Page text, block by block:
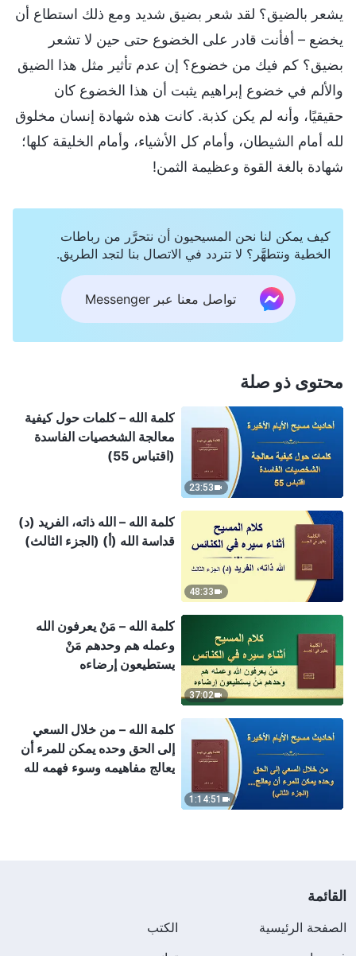
يشعر بالضيق؟ لقد شعر بضيق شديد ومع ذلك استطاع أن
يخضع – أفأنت قادر على الخضوع حتى حين لا تشعر
بضيق؟ كم فيك من خضوع؟ إن عدم تأثير مثل هذا الضيق
والألم في خضوع إبراهيم يثبت أن هذا الخضوع كان
حقيقيًا، وأنه لم يكن كذبة. كانت هذه شهادة إنسان مخلوق
لله أمام الشيطان، وأمام كل الأشياء، وأمام الخليقة كلها؛
شهادة بالغة القوة وعظيمة الثمن!
كيف يمكن لنا نحن المسيحيون أن نتحرَّر من رباطات
الخطية ونتطهَّر؟ لا تتردد في الاتصال بنا لتجد الطريق.
تواصل معنا عبر Messenger
محتوى ذو صلة
23:53
كلمة الله – كلمات حول كيفية
معالجة الشخصيات الفاسدة
(اقتباس 55)
48:33
كلمة الله – الله ذاته، الفريد (د)
قداسة الله (أ) (الجزء الثالث)
37:02
كلمة الله – مَنْ يعرفون الله
وعمله هم وحدهم مَنْ
يستطيعون إرضاءه
1:14:51
كلمة الله – من خلال السعي
إلى الحق وحده يمكن للمرء أن
يعالج مفاهيمه وسوء فهمه لله
القائمة
الصفحة الرئيسية
الكتب